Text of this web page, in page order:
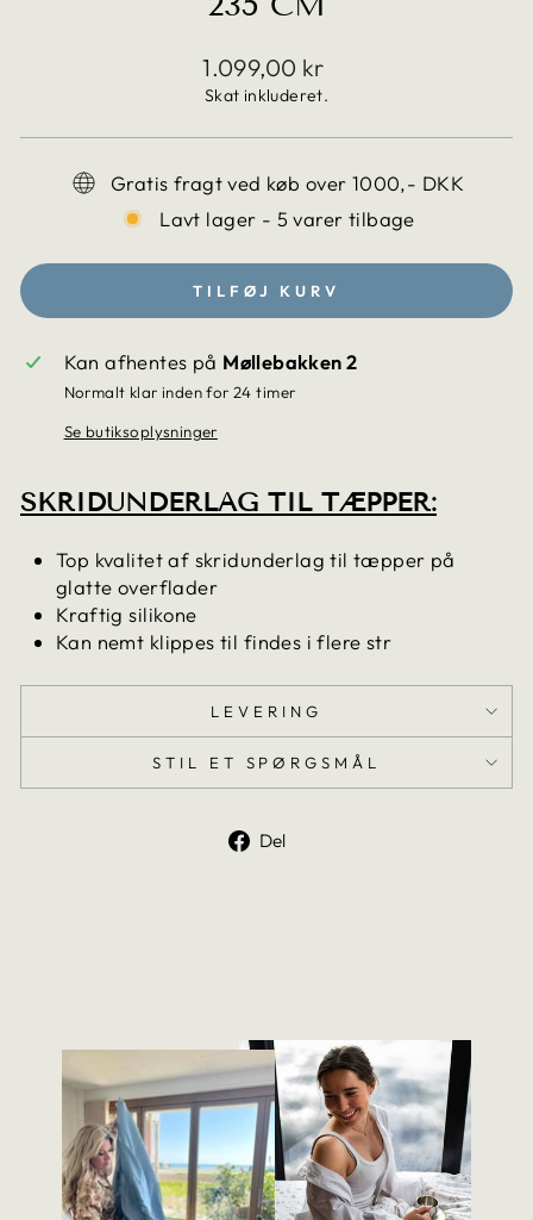
Translation
missing:
1.099,00 kr
Skat inkluderet.
Gratis fragt ved køb over 1000,- DKK
Lavt lager - 5 varer tilbage
TILFØJ KURV
Kan afhentes på Møllebakken 2
Normalt klar inden for 24 timer
Se butiksoplysninger
SKRIDUNDERLAG TIL TÆPPER:
Top kvalitet af skridunderlag til tæpper på
glatte overflader
Kraftig silikone
Kan nemt klippes til findes i flere str
LEVERING
STIL ET SPØRGSMÅL
Del